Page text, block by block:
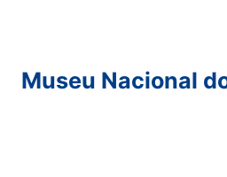
Museu Nacional